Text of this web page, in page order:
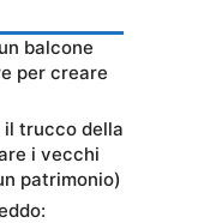
balcone
per creare
trucco della
i vecchi
patrimonio)